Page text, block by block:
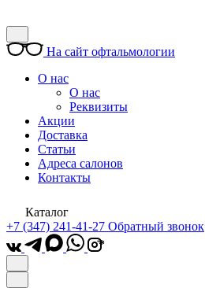
На сайт офтальмологии
О нас
О нас
Реквизиты
Акции
Доставка
Статьи
Адреса салонов
Контакты
Каталог
+7 (347) 241-41-27 Обратный звонок
*